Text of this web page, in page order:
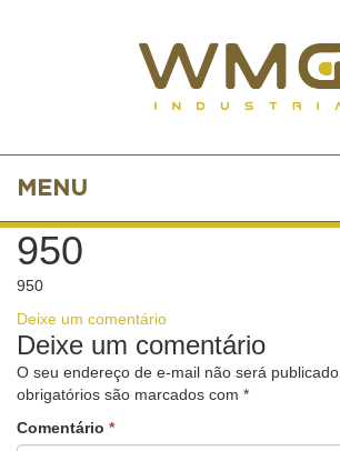
MENU
950
950
Deixe um comentário
Deixe um comentário
O seu endereço de e-mail não será publicado.
obrigatórios são marcados com *
Comentário *